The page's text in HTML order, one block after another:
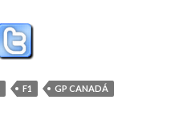
F1
GP CANADÁ